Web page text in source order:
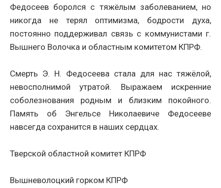
Федосеев боролся с тяжёлым заболеванием, но
никогда не терял оптимизма, бодрости духа,
постоянно поддерживал связь с коммунистами г.
Вышнего Волочка и областным комитетом КПРФ.
Смерть Э. Н. Федосеева стала для нас тяжёлой,
невосполнимой утратой. Выражаем искренние
соболезнования родным и близким покойного.
Память об Энгельсе Николаевиче Федосееве
навсегда сохранится в наших сердцах.
Тверской областной комитет КПРФ
Вышневолоцкий горком КПРФ